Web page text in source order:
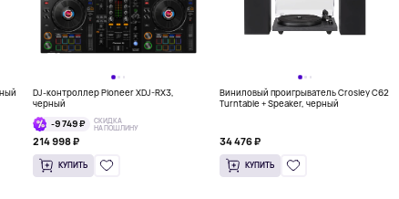
DJ-контроллер Pioneer XDJ-RX3,
черный
-9 749 ₽
СКИДКА
НА ПОШЛИНУ
214 998 ₽
КУПИТЬ
Виниловый проигрыватель Crosley C62
Turntable + Speaker, черный
34 476 ₽
КУПИТЬ